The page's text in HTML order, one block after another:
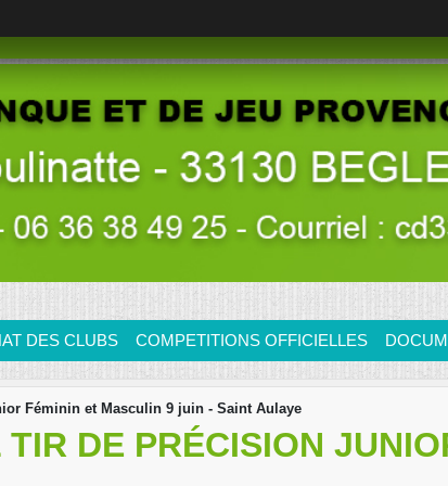
DES CLUBS COMPETITIONS OFFICIELLES
Féminin et Masculin 9 juin - Saint Aulaye
DE PRÉCISION